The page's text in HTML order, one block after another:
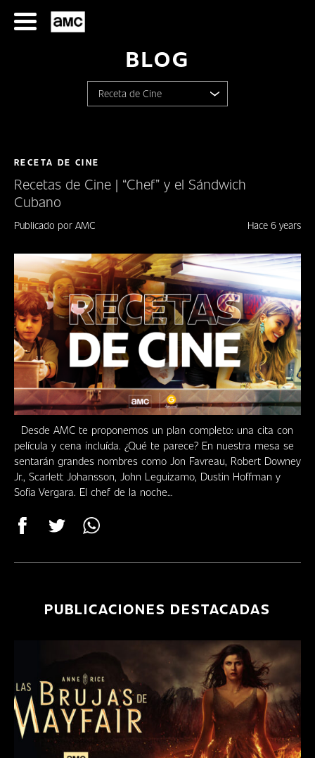
SERIES
HORARIOS
SERIES
FILMS
DÓNDE
VERNOS
CLUB
BLOG
Receta de Cine
ciclos
Especial
Especiales
Noticias
Podcast
Receta de Cine
Uncategorized
RECETA DE CINE
Recetas de Cine | “Chef” y el Sándwich
Cubano
Publicado por AMC Hace 6 years
Desde AMC te proponemos un plan completo: una cita con
película y cena incluída. ¿Qué te parece? En nuestra mesa se
sentarán grandes nombres como Jon Favreau, Robert Downey
Jr., Scarlett Johansson, John Leguizamo, Dustin Hoffman y
Sofia Vergara. El chef de la noche…
PUBLICACIONES DESTACADAS